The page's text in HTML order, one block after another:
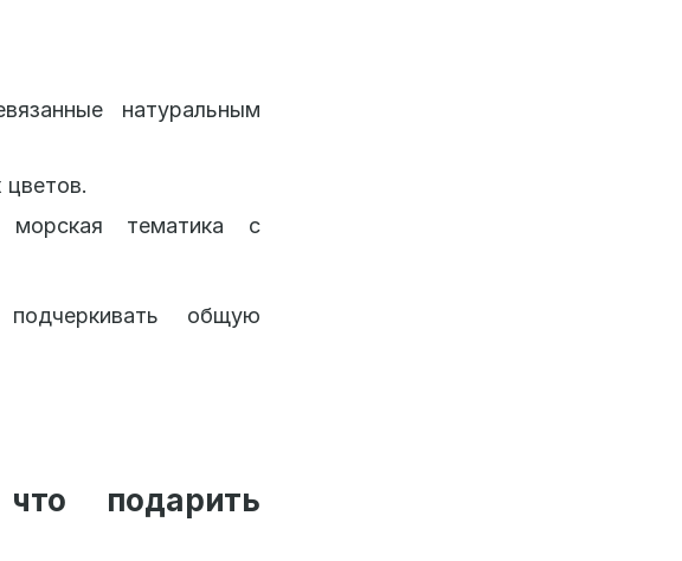
натуральным
морская тематика с
общую
подарить